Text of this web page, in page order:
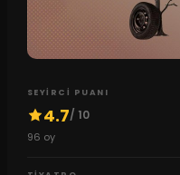
SEYIRCI PUANI
4.7/ 10
96 oy